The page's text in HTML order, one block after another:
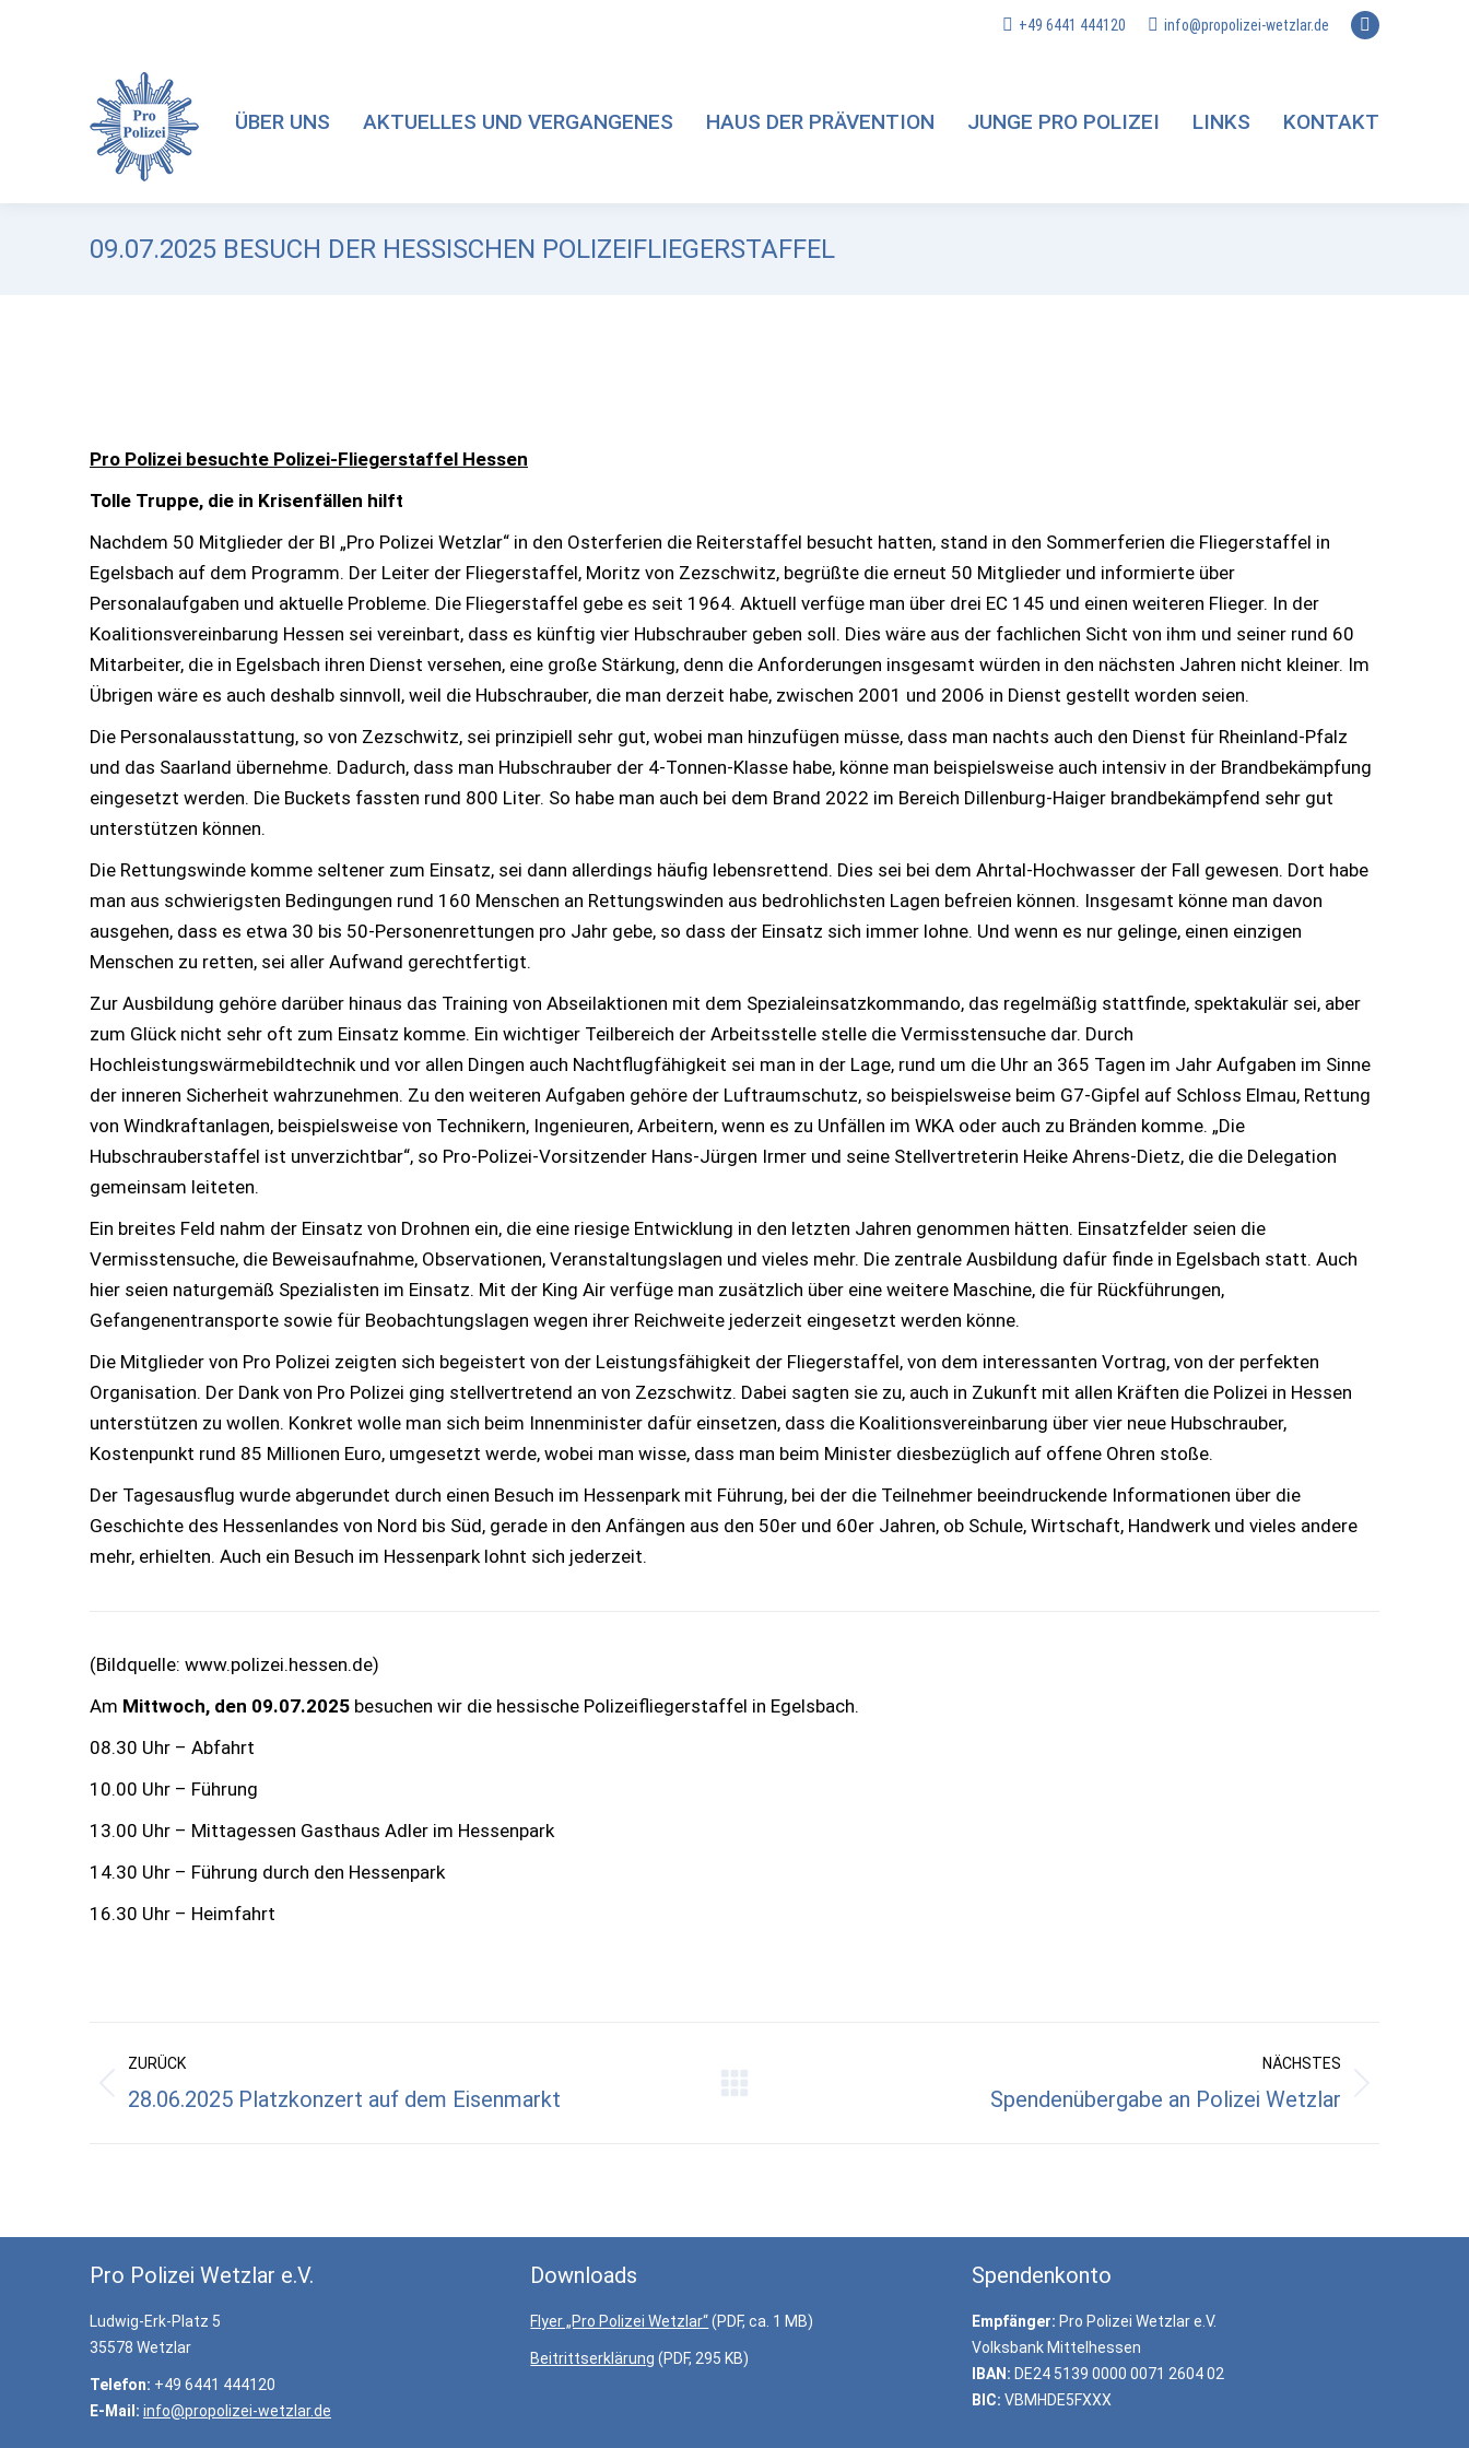
+49 6441 444120 info@propolizei-wetzlar.de
Facebook
in
ÜBER UNS AKTUELLES UND VERGANGENES HAUS DER PRÄVENTION JUNGE PRO POLIZEI LINKS KONTAKT
09.07.2025 BESUCH DER HESSISCHEN POLIZEIFLIEGERSTAFFEL
Pro Polizei besuchte Polizei-Fliegerstaffel Hessen
Tolle Truppe, die in Krisenfällen hilft
Nachdem 50 Mitglieder der BI „Pro Polizei Wetzlar“ in den Osterferien die Reiterstaffel besucht hatten, stand in den Sommerferien die Fliegerstaffel in
Egelsbach auf dem Programm. Der Leiter der Fliegerstaffel, Moritz von Zezschwitz, begrüßte die erneut 50 Mitglieder und informierte über
Personalaufgaben und aktuelle Probleme. Die Fliegerstaffel gebe es seit 1964. Aktuell verfüge man über drei EC 145 und einen weiteren Flieger. In der
Koalitionsvereinbarung Hessen sei vereinbart, dass es künftig vier Hubschrauber geben soll. Dies wäre aus der fachlichen Sicht von ihm und seiner rund 60
Mitarbeiter, die in Egelsbach ihren Dienst versehen, eine große Stärkung, denn die Anforderungen insgesamt würden in den nächsten Jahren nicht kleiner. Im
Übrigen wäre es auch deshalb sinnvoll, weil die Hubschrauber, die man derzeit habe, zwischen 2001 und 2006 in Dienst gestellt worden seien.
Die Personalausstattung, so von Zezschwitz, sei prinzipiell sehr gut, wobei man hinzufügen müsse, dass man nachts auch den Dienst für Rheinland-Pfalz
und das Saarland übernehme. Dadurch, dass man Hubschrauber der 4-Tonnen-Klasse habe, könne man beispielsweise auch intensiv in der Brandbekämpfung
eingesetzt werden. Die Buckets fassten rund 800 Liter. So habe man auch bei dem Brand 2022 im Bereich Dillenburg-Haiger brandbekämpfend sehr gut
unterstützen können.
Die Rettungswinde komme seltener zum Einsatz, sei dann allerdings häufig lebensrettend. Dies sei bei dem Ahrtal-Hochwasser der Fall gewesen. Dort habe
man aus schwierigsten Bedingungen rund 160 Menschen an Rettungswinden aus bedrohlichsten Lagen befreien können. Insgesamt könne man davon
ausgehen, dass es etwa 30 bis 50-Personenrettungen pro Jahr gebe, so dass der Einsatz sich immer lohne. Und wenn es nur gelinge, einen einzigen
Menschen zu retten, sei aller Aufwand gerechtfertigt.
Zur Ausbildung gehöre darüber hinaus das Training von Abseilaktionen mit dem Spezialeinsatzkommando, das regelmäßig stattfinde, spektakulär sei, aber
zum Glück nicht sehr oft zum Einsatz komme. Ein wichtiger Teilbereich der Arbeitsstelle stelle die Vermisstensuche dar. Durch
Hochleistungswärmebildtechnik und vor allen Dingen auch Nachtflugfähigkeit sei man in der Lage, rund um die Uhr an 365 Tagen im Jahr Aufgaben im Sinne
der inneren Sicherheit wahrzunehmen. Zu den weiteren Aufgaben gehöre der Luftraumschutz, so beispielsweise beim G7-Gipfel auf Schloss Elmau, Rettung
von Windkraftanlagen, beispielsweise von Technikern, Ingenieuren, Arbeitern, wenn es zu Unfällen im WKA oder auch zu Bränden komme. „Die
Hubschrauberstaffel ist unverzichtbar“, so Pro-Polizei-Vorsitzender Hans-Jürgen Irmer und seine Stellvertreterin Heike Ahrens-Dietz, die die Delegation
gemeinsam leiteten.
Ein breites Feld nahm der Einsatz von Drohnen ein, die eine riesige Entwicklung in den letzten Jahren genommen hätten. Einsatzfelder seien die
Vermisstensuche, die Beweisaufnahme, Observationen, Veranstaltungslagen und vieles mehr. Die zentrale Ausbildung dafür finde in Egelsbach statt. Auch
hier seien naturgemäß Spezialisten im Einsatz. Mit der King Air verfüge man zusätzlich über eine weitere Maschine, die für Rückführungen,
Gefangenentransporte sowie für Beobachtungslagen wegen ihrer Reichweite jederzeit eingesetzt werden könne.
Die Mitglieder von Pro Polizei zeigten sich begeistert von der Leistungsfähigkeit der Fliegerstaffel, von dem interessanten Vortrag, von der perfekten
Organisation. Der Dank von Pro Polizei ging stellvertretend an von Zezschwitz. Dabei sagten sie zu, auch in Zukunft mit allen Kräften die Polizei in Hessen
unterstützen zu wollen. Konkret wolle man sich beim Innenminister dafür einsetzen, dass die Koalitionsvereinbarung über vier neue Hubschrauber,
Kostenpunkt rund 85 Millionen Euro, umgesetzt werde, wobei man wisse, dass man beim Minister diesbezüglich auf offene Ohren stoße.
Der Tagesausflug wurde abgerundet durch einen Besuch im Hessenpark mit Führung, bei der die Teilnehmer beeindruckende Informationen über die
Geschichte des Hessenlandes von Nord bis Süd, gerade in den Anfängen aus den 50er und 60er Jahren, ob Schule, Wirtschaft, Handwerk und vieles andere
mehr, erhielten. Auch ein Besuch im Hessenpark lohnt sich jederzeit.
(Bildquelle: www.polizei.hessen.de)
Am Mittwoch, den 09.07.2025 besuchen wir die hessische Polizeifliegerstaffel in Egelsbach.
08.30 Uhr – Abfahrt
10.00 Uhr – Führung
13.00 Uhr – Mittagessen Gasthaus Adler im Hessenpark
14.30 Uhr – Führung durch den Hessenpark
16.30 Uhr – Heimfahrt
ZURÜCK
Vorheriger
28.06.2025 Platzkonzert auf dem Eisenmarkt
NÄCHSTES
Spendenübergabe an Polizei Wetzlar
Pro Polizei Wetzlar e.V.
Ludwig-Erk-Platz 5
35578 Wetzlar
Telefon: +49 6441 444120
E-Mail: info@propolizei-wetzlar.de
Downloads
Flyer „Pro Polizei Wetzlar“(PDF, ca. 1 MB)
Beitrittserklärung (PDF, 295 KB)
Spendenkonto
Empfänger: Pro Polizei Wetzlar e.V.
Volksbank Mittelhessen
IBAN: DE24 5139 0000 0071 2604 02
BIC: VBMHDE5FXXX